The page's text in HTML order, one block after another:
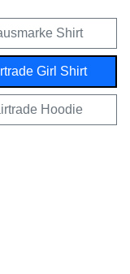
Shirt
Girl Shirt
Hoodie